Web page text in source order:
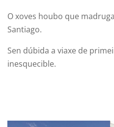
O xoves houbo que
Santiago.
Sen dúbida a viaxe de
inesquecible.